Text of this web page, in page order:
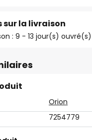
la livraison
: 9 - 13 jour(s) ouvré(s)
Orion
7254779